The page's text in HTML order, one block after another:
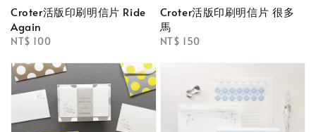
Croter活版印刷明信片 Ride
Again
Regular
NT$ 100
Croter活版印刷明信片 很多
馬
Regular
NT$ 150